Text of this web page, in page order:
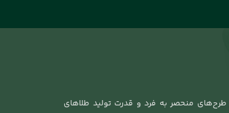
طرح‌های منحصر به فرد و قدرت تولید طلاهای